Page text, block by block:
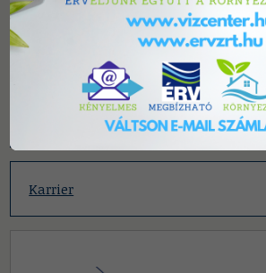
Hibabejelentés
Fogyasztói tájékoztatók
Karrier